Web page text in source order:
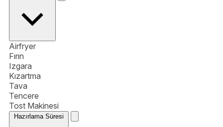
Airfryer
Fırın
Izgara
Kızartma
Tava
Tencere
Tost Makinesi
Hazırlama Süresi